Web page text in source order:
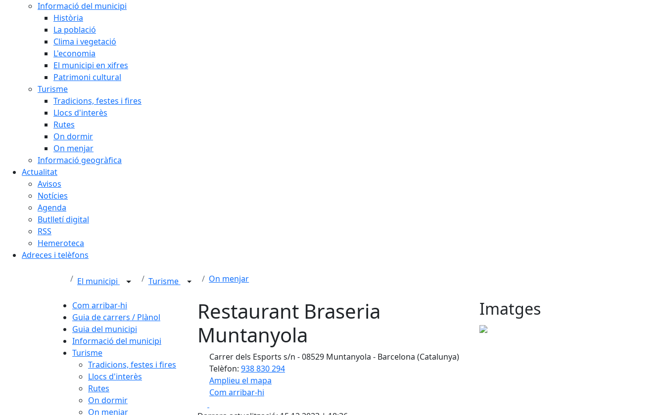
Informació del municipi
Història
La població
Clima i vegetació
L'economia
El municipi en xifres
Patrimoni cultural
Turisme
Tradicions, festes i fires
Llocs d'interès
Rutes
On dormir
On menjar
Informació geogràfica
Actualitat
Avisos
Notícies
Agenda
Butlletí digital
RSS
Hemeroteca
Adreces i telèfons
El municipi Turisme On menjar
Com arribar-hi
Guia de carrers / Plànol
Guia del municipi
Informació del municipi
Turisme
Tradicions, festes i fires
Llocs d'interès
Rutes
On dormir
On menjar
Restaurant Braseria
Muntanyola
Carrer dels Esports s/n - 08529 Muntanyola - Barcelona (Catalunya)
Telèfon: 938 830 294
Amplieu el mapa
Com arribar-hi
+
Imatges